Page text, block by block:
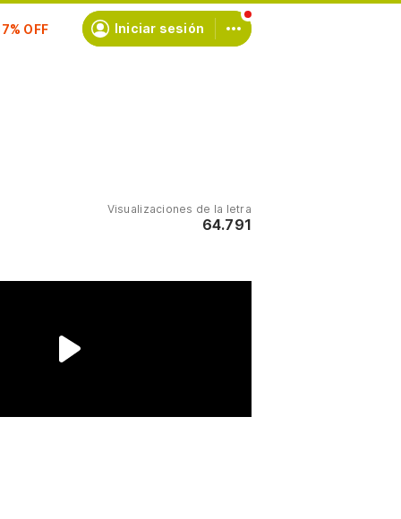
Iniciar sesión
Visualizaciones de la letra
64.791